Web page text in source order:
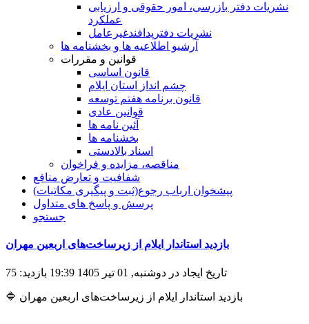
نشريات دفتر بازرسی، امور حقوقی و ارزيابی
عملکرد
نشريات دفترپدافندغيرعامل
آرشیو اطلاعیه ها و بخشنامه ها
قوانین و مقررات
قانون اساسی
چشم انداز استان ایلام
قانون برنامه هفتم توسعه
قوانین عادی
آئین نامه ها
بخشنامه ها
اسناد بالادستی
مناقصه، مزایده و فراخوان
شفافیت و تعارض منافع
پیشخوان ارباب رجوع(ثبت و پیگیری مکاتبات)
پرسش و پاسخ های متداول
جستجو
بازدید استاندار ایلام از زیرساخت‌های اربعین مهران
تاریخ ایجاد در دوشنبه, 01 تیر 1405 19:39 بازدید: 75
🔷 بازدید استاندار ایلام از زیرساخت‌های اربعین مهران